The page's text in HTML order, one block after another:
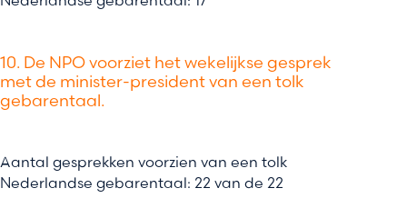
10. De NPO voorziet het wekelijkse gesprek
met de minister-president van een tolk
gebarentaal.
Aantal gesprekken voorzien van een tolk
Nederlandse gebarentaal: 22 van de 22